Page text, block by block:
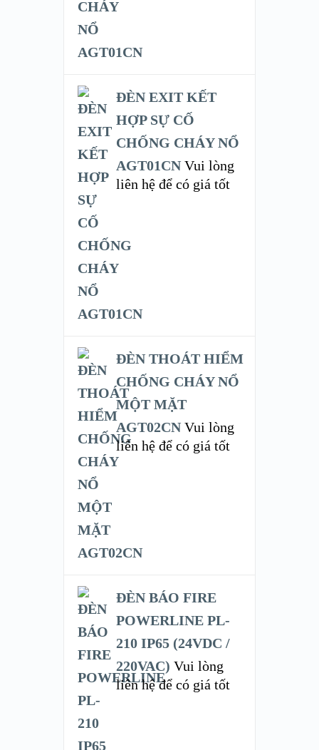
ĐÈN EXIT KẾT
HỢP SỰ CỐ
CHỐNG CHÁY NỔ
AGT01CN Vui lòng
liên hệ để có giá tốt
ĐÈN THOÁT HIỂM
CHỐNG CHÁY NỔ
MỘT MẶT
AGT02CN Vui lòng
liên hệ để có giá tốt
ĐÈN BÁO FIRE
POWERLINE PL-
210 IP65 (24VDC /
220VAC) Vui lòng
liên hệ để có giá tốt